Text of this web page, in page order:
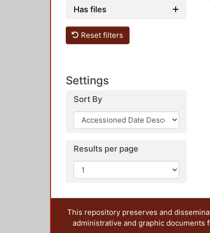
Has files
Reset filters
Settings
Sort By
Results per page
This repository preserves and
administrative and graphic